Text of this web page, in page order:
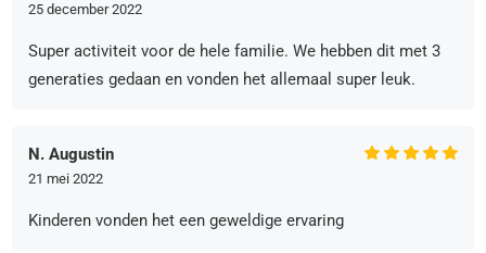
25 december 2022
Super activiteit voor de hele familie. We hebben dit met 3
generaties gedaan en vonden het allemaal super leuk.
N. Augustin
21 mei 2022
Kinderen vonden het een geweldige ervaring